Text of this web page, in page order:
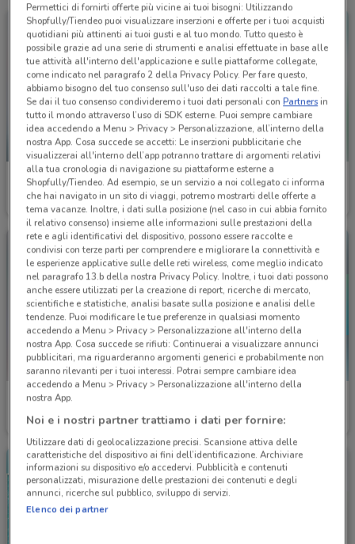
-3 GIORNI
É Qui Parafarmacie
Scade lunedì 3.7 km
Club Salute
Scade il 31/08 4.1 km
BENU Farmacia
Scade il 08/09 5.1 km Scade il 30/08
Permettici di fornirti offerte più vicine ai tuoi bisogni: Utilizzando
Shopfully/Tiendeo puoi visualizzare inserzioni e offerte per i tuoi acquisti
quotidiani più attinenti ai tuoi gusti e al tuo mondo. Tutto questo è
possibile grazie ad una serie di strumenti e analisi effettuate in base alle
tue attività all'interno dell'applicazione e sulle piattaforme collegate,
come indicato nel paragrafo 2 della Privacy Policy. Per fare questo,
abbiamo bisogno del tuo consenso sull'uso dei dati raccolti a tale fine.
Se dai il tuo consenso condivideremo i tuoi dati personali conPartnersin
tutto il mondo attraverso l’uso di SDK esterne. Puoi sempre cambiare
idea accedendo a Menu > Privacy > Personalizzazione, all’interno della
nostra App. Cosa succede se accetti: Le inserzioni pubblicitarie che
visualizzerai all'interno dell’app potranno trattare di argomenti relativi
alla tua cronologia di navigazione su piattaforme esterne a
Shopfully/Tiendeo. Ad esempio, se un servizio a noi collegato ci informa
che hai navigato in un sito di viaggi, potremo mostrarti delle offerte a
tema vacanze. Inoltre, i dati sulla posizione (nel caso in cui abbia fornito
il relativo consenso) insieme alle informazioni sulle prestazioni della
rete e agli identificativi del dispositivo, possono essere raccolte e
condivisi con terze parti per comprendere e migliorare la connettività e
le esperienze applicative sulle delle reti wireless, come meglio indicato
nel paragrafo 13.b della nostra Privacy Policy. Inoltre, i tuoi dati possono
anche essere utilizzati per la creazione di report, ricerche di mercato,
scientifiche e statistiche, analisi basate sulla posizione e analisi delle
tendenze. Puoi modificare le tue preferenze in qualsiasi momento
accedendo a Menu > Privacy > Personalizzazione all'interno della
nostra App. Cosa succede se rifiuti: Continuerai a visualizzare annunci
pubblicitari, ma riguarderanno argomenti generici e probabilmente non
saranno rilevanti per i tuoi interessi. Potrai sempre cambiare idea
accedendo a Menu > Privacy > Personalizzazione all'interno della
nostra App.
Noi e i nostri partner trattiamo i dati per fornire:
Utilizzare dati di geolocalizzazione precisi. Scansione attiva delle
caratteristiche del dispositivo ai fini dell’identificazione. Archiviare
informazioni su dispositivo e/o accedervi. Pubblicità e contenuti
personalizzati, misurazione delle prestazioni dei contenuti e degli
annunci, ricerche sul pubblico, sviluppo di servizi.
Elenco dei partner